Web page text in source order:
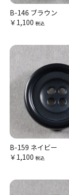
B-146 ブラウン
￥1,100 税込
B-159 ネイビー
￥1,100 税込